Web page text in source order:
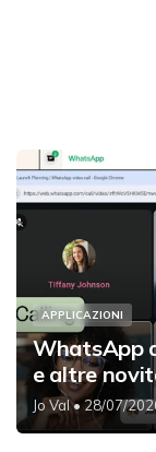
APPLICAZIONI
WhatsApp
e altre
Jo Val• 28/07/